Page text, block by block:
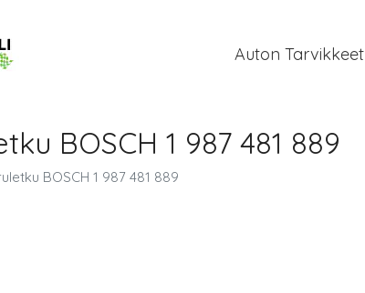
Auton Tarvikkeet
BOSCH 1 987 481 889
BOSCH 1 987 481 889